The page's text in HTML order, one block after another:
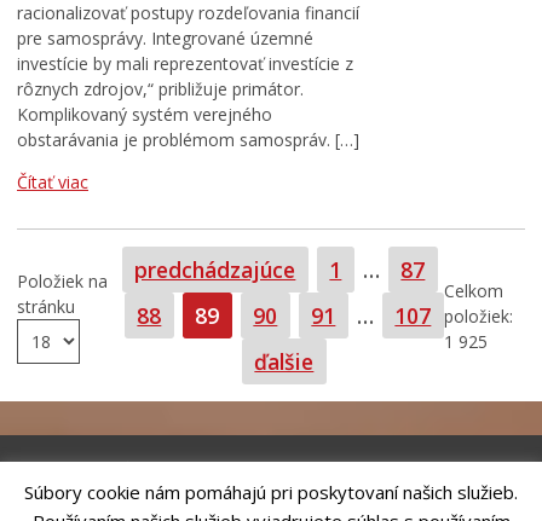
racionalizovať postupy rozdeľovania financií
pre samosprávy. Integrované územné
investície by mali reprezentovať investície z
rôznych zdrojov,“ približuje primátor.
Komplikovaný systém verejného
obstarávania je problémom samospráv. […]
Čítať viac
Položiek na
stránku
predchádzajúce Strana
1 … Strana
87
Strana
88 Strana
89 Strana
90 Strana
91 … Strana
107
ďalšie
Celkom
položiek:
1 925
Riešenie ANTIK SMART CITY | Technický prevádzkovateľ – MVI
Súbory cookie nám pomáhajú pri poskytovaní našich služieb.